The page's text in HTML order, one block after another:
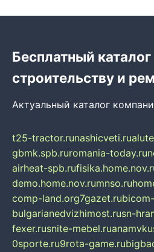
Бесплатный каталог
строительству и
Актуальный каталог
t25-tractor.runashicveti.ru
gbmk.spb.ruromania-today.ru
airheat-spb.ru
demo.home.nov.rumnso.ru
comp-land.org7gazet.ru
bulgarianedvizhimost.rusn-
fexer.rusnite-mebel.ru
0sporte.ru9rota-game.ru